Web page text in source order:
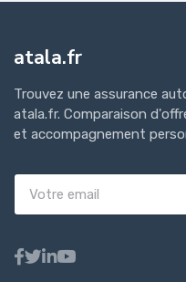
atala.fr
Trouvez une assurance
atala.fr. Comparaison
et accompagnement